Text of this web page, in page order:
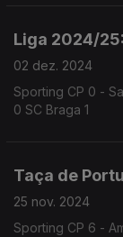
Liga 2024/
02 dez. 2024
Sporting CP 0 -
0 SC Braga 1
Taça de
25 nov. 2024
Sporting CP 6 -